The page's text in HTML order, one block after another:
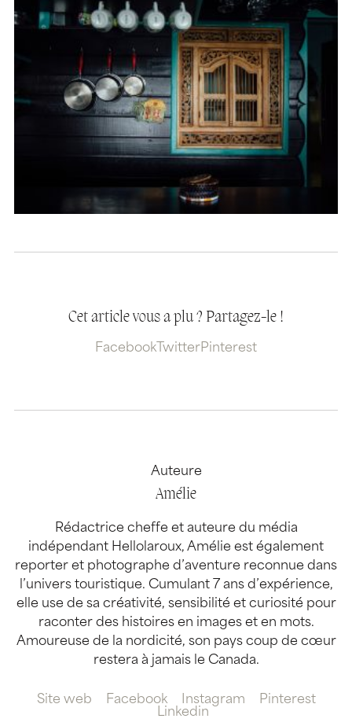
Cet article vous a plu ? Partagez-le !
Facebook TwitterPinterest
Auteure
Amélie
Rédactrice cheffe et auteure du média
indépendant Hellolaroux, Amélie est également
reporter et photographe d’aventure reconnue dans
l’univers touristique. Cumulant 7 ans d’expérience,
elle use de sa créativité, sensibilité et curiosité pour
raconter des histoires en images et en mots.
Amoureuse de la nordicité, son pays coup de cœur
restera à jamais le Canada.
Site web Facebook Instagram
Pinterest
Linkedin